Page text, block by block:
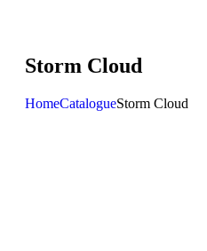
Storm Cloud
HomeCatalogueStorm Cloud